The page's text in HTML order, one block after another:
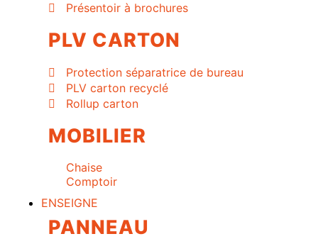
Présentoir à brochures
PLV CARTON
Protection séparatrice de bureau
PLV carton recyclé
Rollup carton
MOBILIER
Chaise
Comptoir
ENSEIGNE
PANNEAU